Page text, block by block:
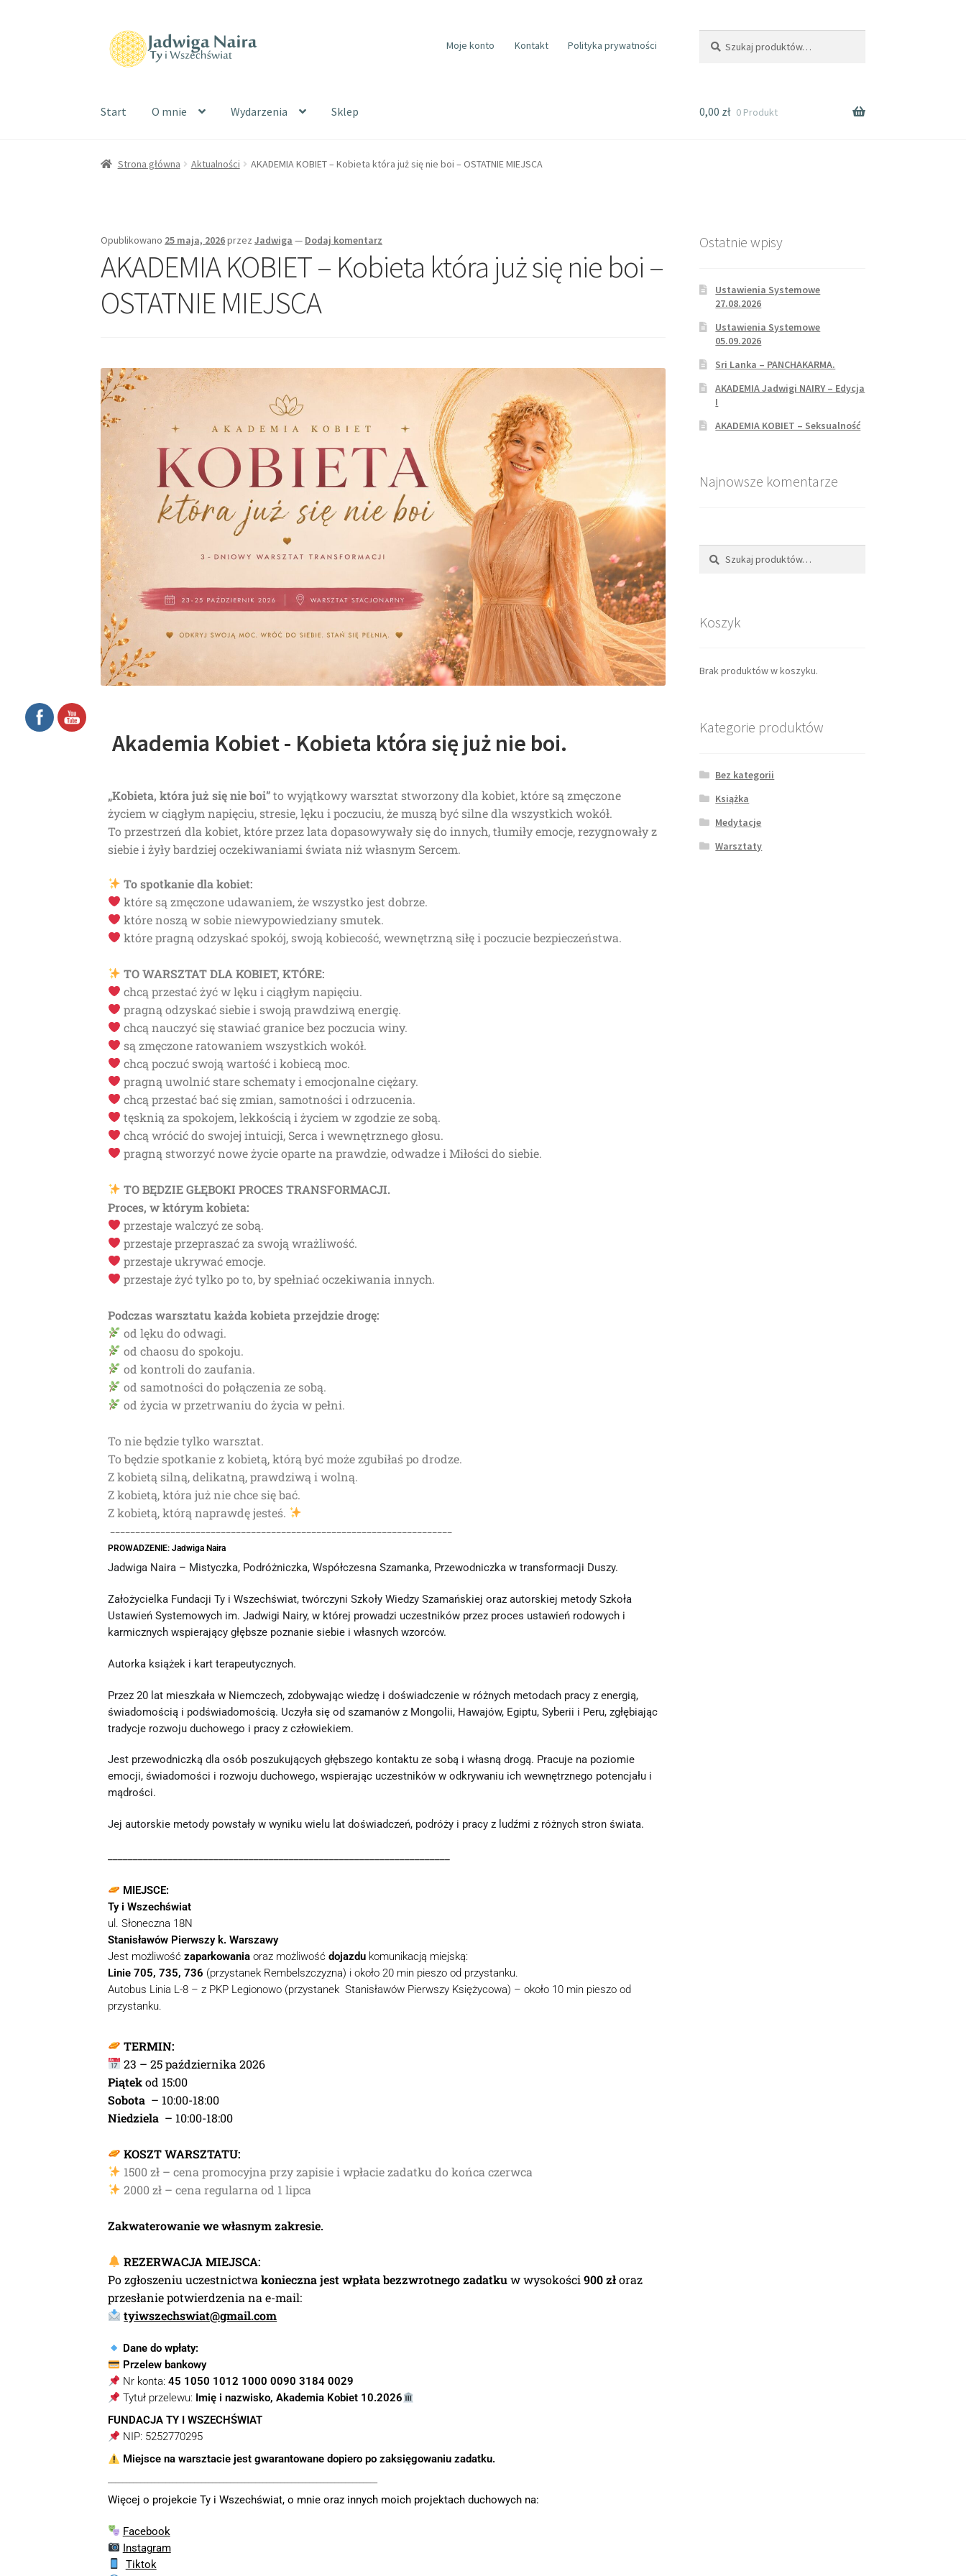
Moje konto Kontakt Polityka prywatności
Start O mnie Wydarzenia Sklep 0,00 zł 0 Produkt
Strona główna Aktualności AKADEMIA KOBIET – Kobieta która już się nie boi – OSTATNIE MIEJSCA
Opublikowano 25 maja, 2026przezJadwiga — Dodaj komentarz
AKADEMIA KOBIET – Kobieta która już się nie boi –
OSTATNIE MIEJSCA
Akademia Kobiet - Kobieta która się już nie boi.
„Kobieta, która już się nie boi”to wyjątkowy warsztat stworzony dla kobiet, które są zmęczone
życiem w ciągłym napięciu, stresie, lęku i poczuciu, że muszą być silne dla wszystkich wokół.
To przestrzeń dla kobiet, które przez lata dopasowywały się do innych, tłumiły emocje, rezygnowały z
siebie i żyły bardziej oczekiwaniami świata niż własnym Sercem.
To spotkanie dla kobiet:
które są zmęczone udawaniem, że wszystko jest dobrze.
które noszą w sobie niewypowiedziany smutek.
które pragną odzyskać spokój, swoją kobiecość, wewnętrzną siłę i poczucie bezpieczeństwa.
TO WARSZTAT DLA KOBIET, KTÓRE:
chcą przestać żyć w lęku i ciągłym napięciu.
pragną odzyskać siebie i swoją prawdziwą energię.
chcą nauczyć się stawiać granice bez poczucia winy.
są zmęczone ratowaniem wszystkich wokół.
chcą poczuć swoją wartość i kobiecą moc.
pragną uwolnić stare schematy i emocjonalne ciężary.
chcą przestać bać się zmian, samotności i odrzucenia.
tęsknią za spokojem, lekkością i życiem w zgodzie ze sobą.
chcą wrócić do swojej intuicji, Serca i wewnętrznego głosu.
pragną stworzyć nowe życie oparte na prawdzie, odwadze i Miłości do siebie.
TO BĘDZIE GŁĘBOKI PROCES TRANSFORMACJI.
Proces, w którym kobieta:
przestaje walczyć ze sobą.
przestaje przepraszać za swoją wrażliwość.
przestaje ukrywać emocje.
przestaje żyć tylko po to, by spełniać oczekiwania innych.
Podczas warsztatu każda kobieta przejdzie drogę:
od lęku do odwagi.
od chaosu do spokoju.
od kontroli do zaufania.
od samotności do połączenia ze sobą.
od życia w przetrwaniu do życia w pełni.
To nie będzie tylko warsztat.
To będzie spotkanie z kobietą, którą być może zgubiłaś po drodze.
Z kobietą silną, delikatną, prawdziwą i wolną.
Z kobietą, która już nie chce się bać.
Z kobietą, którą naprawdę jesteś.
PROWADZENIE: Jadwiga Naira
Jadwiga Naira – Mistyczka, Podróżniczka, Współczesna Szamanka, Przewodniczka w transformacji Duszy.
Założycielka Fundacji Ty i Wszechświat, twórczyni Szkoły Wiedzy Szamańskiej oraz autorskiej metody Szkoła
Ustawień Systemowych im. Jadwigi Nairy, w której prowadzi uczestników przez proces ustawień rodowych i
karmicznych wspierający głębsze poznanie siebie i własnych wzorców.
Autorka książek i kart terapeutycznych.
Przez 20 lat mieszkała w Niemczech, zdobywając wiedzę i doświadczenie w różnych metodach pracy z energią,
świadomością i podświadomością. Uczyła się od szamanów z Mongolii, Hawajów, Egiptu, Syberii i Peru, zgłębiając
tradycje rozwoju duchowego i pracy z człowiekiem.
Jest przewodniczką dla osób poszukujących głębszego kontaktu ze sobą i własną drogą. Pracuje na poziomie
emocji, świadomości i rozwoju duchowego, wspierając uczestników w odkrywaniu ich wewnętrznego potencjału i
mądrości.
Jej autorskie metody powstały w wyniku wielu lat doświadczeń, podróży i pracy z ludźmi z różnych stron świata.
MIEJSCE:
Ty i Wszechświat
ul. Słoneczna 18N
Stanisławów Pierwszy k. Warszawy
Jest możliwośćzaparkowaniaoraz możliwośćdojazdu komunikacją miejską:
Linie 705, 735, 736 (przystanek Rembelszczyzna) i około 20 min pieszo od przystanku.
Autobus Linia L-8 – z PKP Legionowo (przystanek Stanisławów Pierwszy Księżycowa) – około 10 min pieszo od
przystanku.
TERMIN:
23 – 25 października 2026
Piątekod 15:00
Sobota – 10:00-18:00
Niedziela – 10:00-18:00
KOSZT WARSZTATU:
1500 zł – cena promocyjna przy zapisie i wpłacie zadatku do końca czerwca
2000 zł – cena regularna od 1 lipca
Zakwaterowanie we własnym zakresie.
REZERWACJA MIEJSCA:
Po zgłoszeniu uczestnictwakonieczna jest wpłata bezzwrotnego zadatkuw wysokości900 złoraz
przesłanie potwierdzenia na e-mail:
tyiwszechswiat@gmail.com
Dane do wpłaty:
Przelew bankowy
Nr konta: 45 1050 1012 1000 0090 3184 0029
Tytuł przelewu: Imię i nazwisko, Akademia Kobiet 10.2026
FUNDACJA TY I WSZECHŚWIAT
NIP: 5252770295
Miejsce na warsztacie jest gwarantowane dopiero po zaksięgowaniu zadatku.
Więcej o projekcie Ty i Wszechświat, o mnie oraz innych moich projektach duchowych na:
Facebook
Instagram
Tiktok
Ostatnie wpisy
Ustawienia Systemowe
27.08.2026
Ustawienia Systemowe
05.09.2026
Sri Lanka – PANCHAKARMA.
AKADEMIA Jadwigi NAIRY – Edycja
I
AKADEMIA KOBIET – Seksualność
Najnowsze komentarze
Szukaj
Koszyk
Brak produktów w koszyku.
Kategorie produktów
Bez kategorii
Książka
Medytacje
Warsztaty